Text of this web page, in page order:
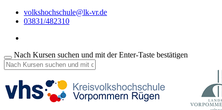
volkshochschule@lk-vr.de
03831/482310
Nach Kursen suchen und mit der Enter-Taste bestätigen